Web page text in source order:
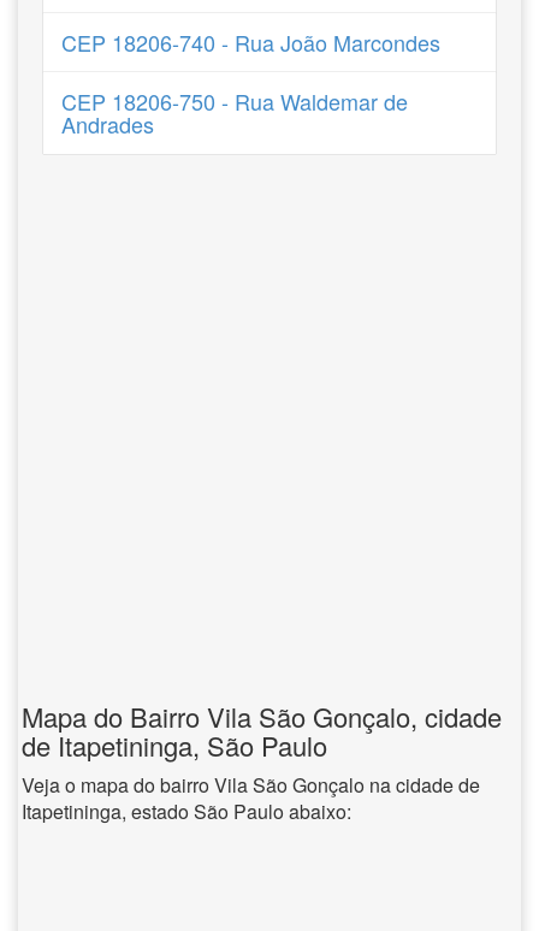
CEP 18206-740 - Rua João Marcondes
CEP 18206-750 - Rua Waldemar de
Andrades
Mapa do Bairro Vila São Gonçalo, cidade
de Itapetininga, São Paulo
Veja o mapa do bairro Vila São Gonçalo na cidade de
Itapetininga, estado São Paulo abaixo: